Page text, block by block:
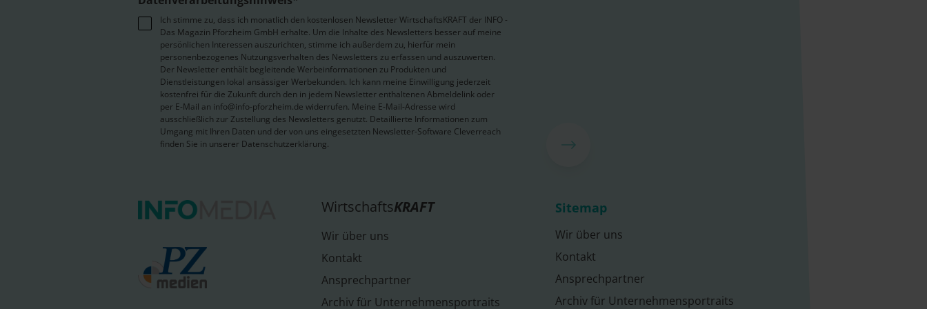
Ich stimme zu, dass ich monatlich den kostenlosen Newsletter WirtschaftsKRAFT der INFO -
Das Magazin Pforzheim GmbH erhalte. Um die Inhalte des Newsletters besser auf meine
persönlichen Interessen auszurichten, stimme ich außerdem zu, hierfür mein
personenbezogenes Nutzungsverhalten des Newsletters zu erfassen und auszuwerten.
Der Newsletter enthält begleitende Werbeinformationen zu Produkten und
Dienstleistungen lokal ansässiger Werbekunden. Ich kann meine Einwilligung jederzeit
kostenfrei für die Zukunft durch den in jedem Newsletter enthaltenen Abmeldelink oder
per E-Mail an info@info-pforzheim.de widerrufen. Meine E-Mail-Adresse wird
ausschließlich zur Zustellung des Newsletters genutzt. Detaillierte Informationen zum
Umgang mit Ihren Daten und der von uns eingesetzten Newsletter-Software Cleverreach
finden Sie in unserer Datenschutzerklärung.
WirtschaftsKRAFT
Wir über uns
Kontakt
Ansprechpartner
Archiv für Unternehmensportraits
Sitemap
Wir über uns
Kontakt
Ansprechpartner
Archiv für Unternehmensportraits